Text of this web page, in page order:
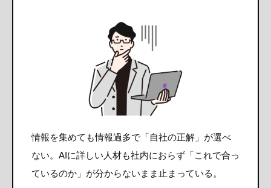
情報を集めても情報過多で「自社の正解」が選べ
ない。AIに詳しい人材も社内におらず「これで合っ
ているのか」が分からないまま止まっている。